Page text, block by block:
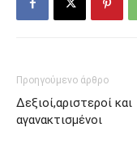
Προηγούμενο άρθρο
Δεξιοί,αριστεροί και
αγανακτισμένοι